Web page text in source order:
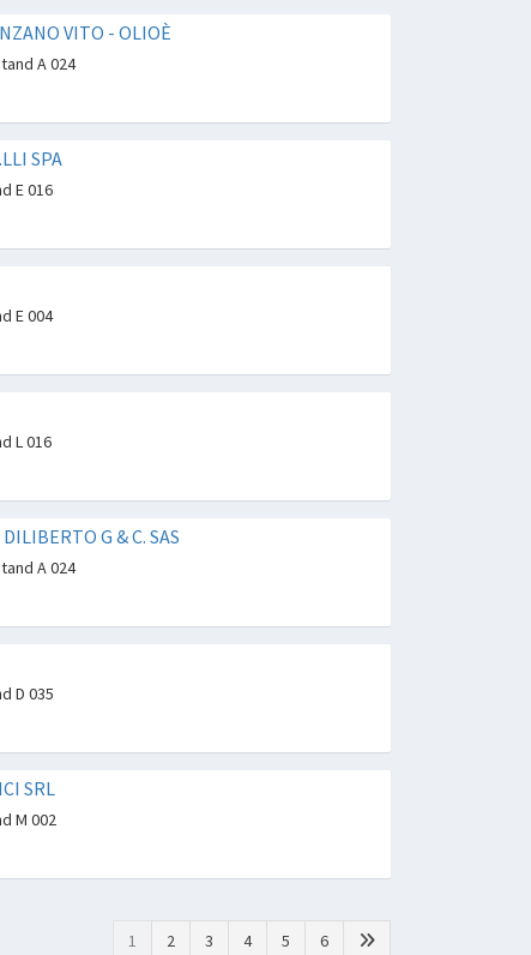
VITO - OLIOÈ
A 024
SPA
E 016
E 004
L 016
G & C. SAS
A 024
D 035
SRL
M 002
1 2 3 4 5 6